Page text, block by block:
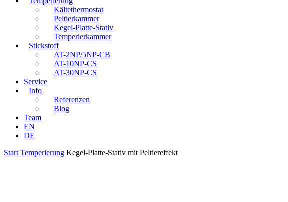
Kältethermostat
Peltierkammer
Kegel-Platte-Stativ
Temperierkammer
Stickstoff
AT-2NP/5NP-CB
AT-10NP-CS
AT-30NP-CS
Service
Info
Referenzen
Blog
Team
EN
DE
Start Temperierung Kegel-Platte-Stativ mit Peltiereffekt